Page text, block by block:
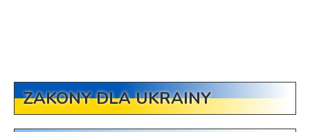
ZAKONY DLA UKRAINY